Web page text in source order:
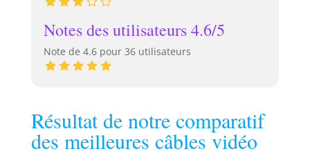
transmission de
courant important.
[ Compatibilité
les appareils USB C
vers USB C, tels
Notes des utilisateurs 4.6/5
Note de 4.6 pour 36 utilisateurs
Résultat de notre comparatif
des meilleures câbles vidéo